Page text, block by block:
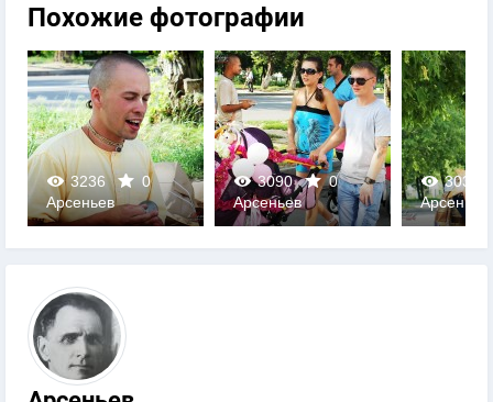
Похожие фотографии
3236
0
0
Арсеньев
3090
0
0
Арсеньев
3032
0
Арсеньев